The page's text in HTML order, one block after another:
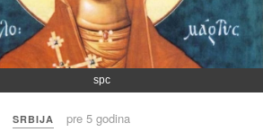
spc
SRBIJA pre 5 godina